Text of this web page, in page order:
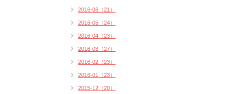
2016-06（21）
2016-05（24）
2016-04（23）
2016-03（27）
2016-02（23）
2016-01（23）
2015-12（20）